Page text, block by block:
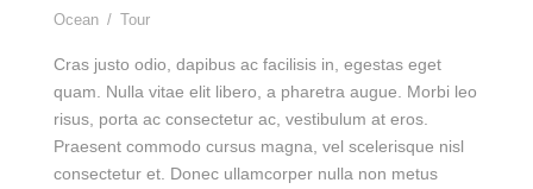
Ocean / Tour
Cras justo odio, dapibus ac facilisis in, egestas eget
quam. Nulla vitae elit libero, a pharetra augue. Morbi leo
risus, porta ac consectetur ac, vestibulum at eros.
Praesent commodo cursus magna, vel scelerisque nisl
consectetur et. Donec ullamcorper nulla non metus